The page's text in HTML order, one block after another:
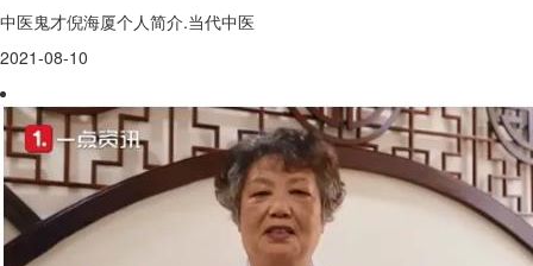
中医鬼才倪海厦个人简介.当代中医
2021-08-10